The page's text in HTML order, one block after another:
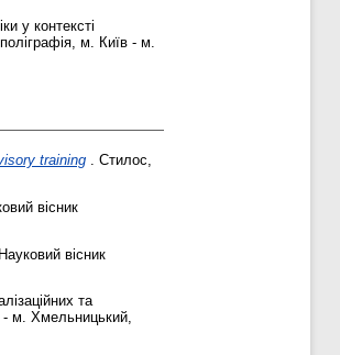
у контексті
м. Київ - м.
training . Стилос,
вісник
Науковий вісник
та
- м. Хмельницький,